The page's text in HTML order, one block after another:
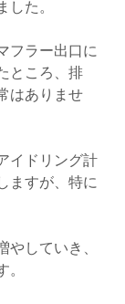
た。
フラー出口に
ところ、排
はありませ
イドリング計
ますが、特に
していき、